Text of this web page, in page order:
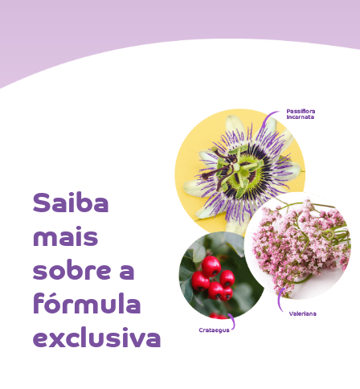
Saiba
mais
sobre a
fórmula
exclusiva